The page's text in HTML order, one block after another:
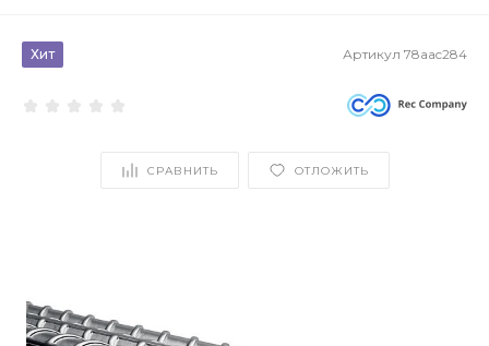
Хит Артикул 78aac284
СРАВНИТЬ ОТЛОЖИТЬ